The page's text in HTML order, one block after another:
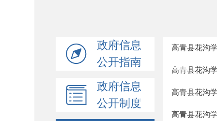
政府信息
公开指南
政府信息
公开制度
高青县花沟
高青县花沟
高青县花沟
高青县花沟